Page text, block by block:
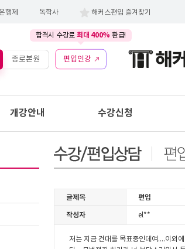
행제 독학사 해커스편입 즐겨찾기
합격시 수강료 최대 400% 환급!
종로본원 편입인강
개강안내 수강신청